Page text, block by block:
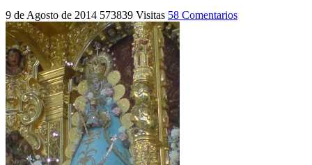
9 de Agosto de 2014 573839 Visitas 58 Comentarios